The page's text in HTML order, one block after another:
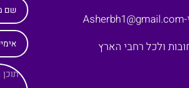
-Asherbh1@gmail.com
שם